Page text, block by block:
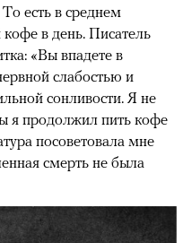
есть в среднем
в день. Писатель
«Вы впадете в
слабостью и
сонливости. Я не
я продолжил пить кофе
посоветовала мне
смерть не была